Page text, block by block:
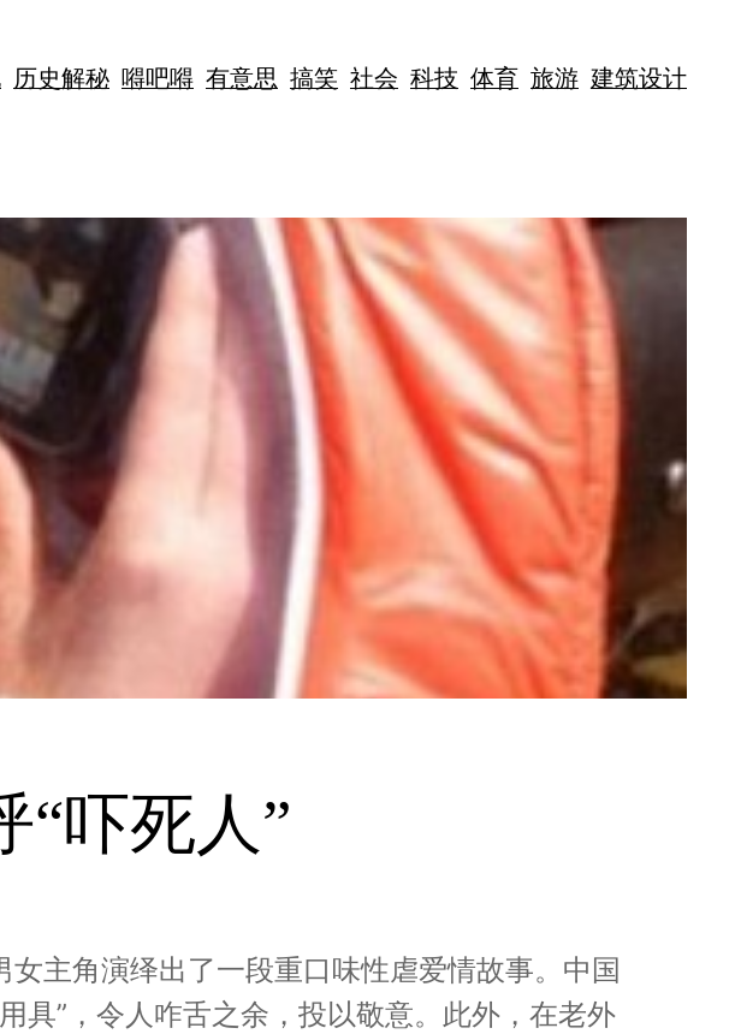
历史解秘 嘚吧嘚 有意思 搞笑 社会 科技 体育 旅游 建筑设计
“吓死人”
主角演绎出了一段重口味性虐爱情故事。中国
具”，令人咋舌之余，投以敬意。此外，在老外